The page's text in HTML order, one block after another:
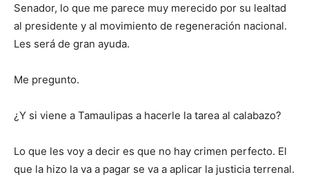
Senador, lo que me parece muy merecido por su lealtad
al presidente y al movimiento de regeneración nacional.
Les será de gran ayuda.
Me pregunto.
¿Y si viene a Tamaulipas a hacerle la tarea al calabazo?
Lo que les voy a decir es que no hay crimen perfecto. El
que la hizo la va a pagar se va a aplicar la justicia terrenal.